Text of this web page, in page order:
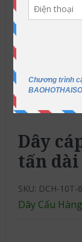
Dây
tấn dài
SKU: DCH-10T-
Dây Cẩu Hàng